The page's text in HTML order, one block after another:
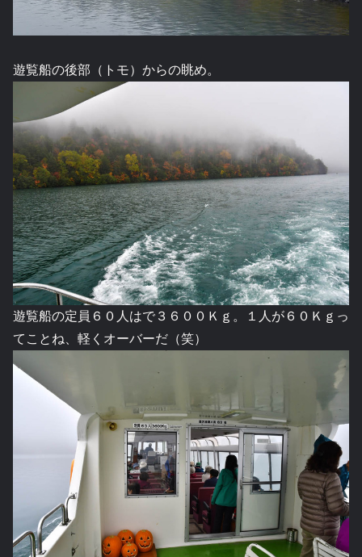
遊覧船の後部（トモ）からの眺め。
遊覧船の定員６０人はで３６００Ｋｇ。１人が６０Ｋｇっ
てことね、軽くオーバーだ（笑）